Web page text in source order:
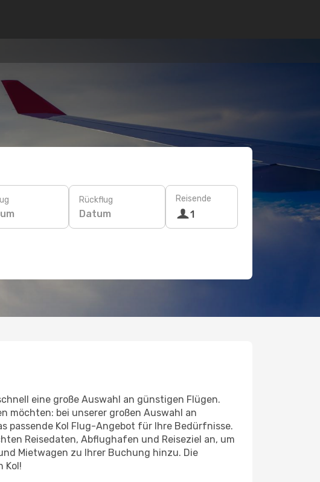
Rückflug
Datum
Reisende
1
eine große Auswahl an günstigen Flügen.
möchten: bei unserer großen Auswahl an
passende Kol Flug-Angebot für Ihre Bedürfnisse.
Reisedaten, Abflughafen und Reiseziel an, um
Mietwagen zu Ihrer Buchung hinzu. Die
Kol!